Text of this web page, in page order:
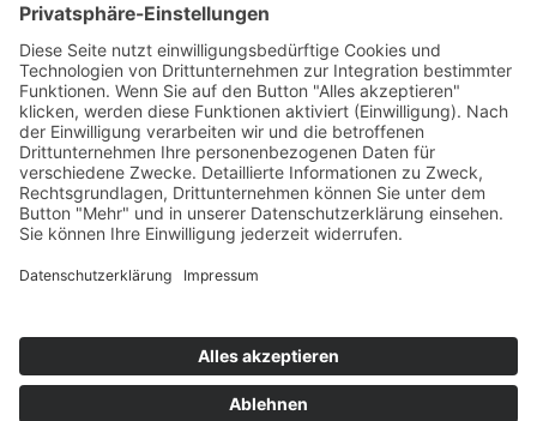
Geschäftsmodelle
›Vorstandswechsel Westenergie: Böddeling übernimmt
befristet
›Wasserstoff-Hochlauf: Dialog, Infrastruktur und
konkrete Schritte
›Solaranlage Regenbogenfarben: FC St. Pauli und
LichtBlick installieren erste weltweite Anlage
Jetzt an der STUDIE360 teilnehmen
Wir möchten Transparenz mit einheitlichen Kriterien
kostenlose Teilnahme wichtig. Die Ergebnisse werden
umgehend nach Teilnahme und Auswertung auf
unserer Webseite zur Verfügung gestellt.